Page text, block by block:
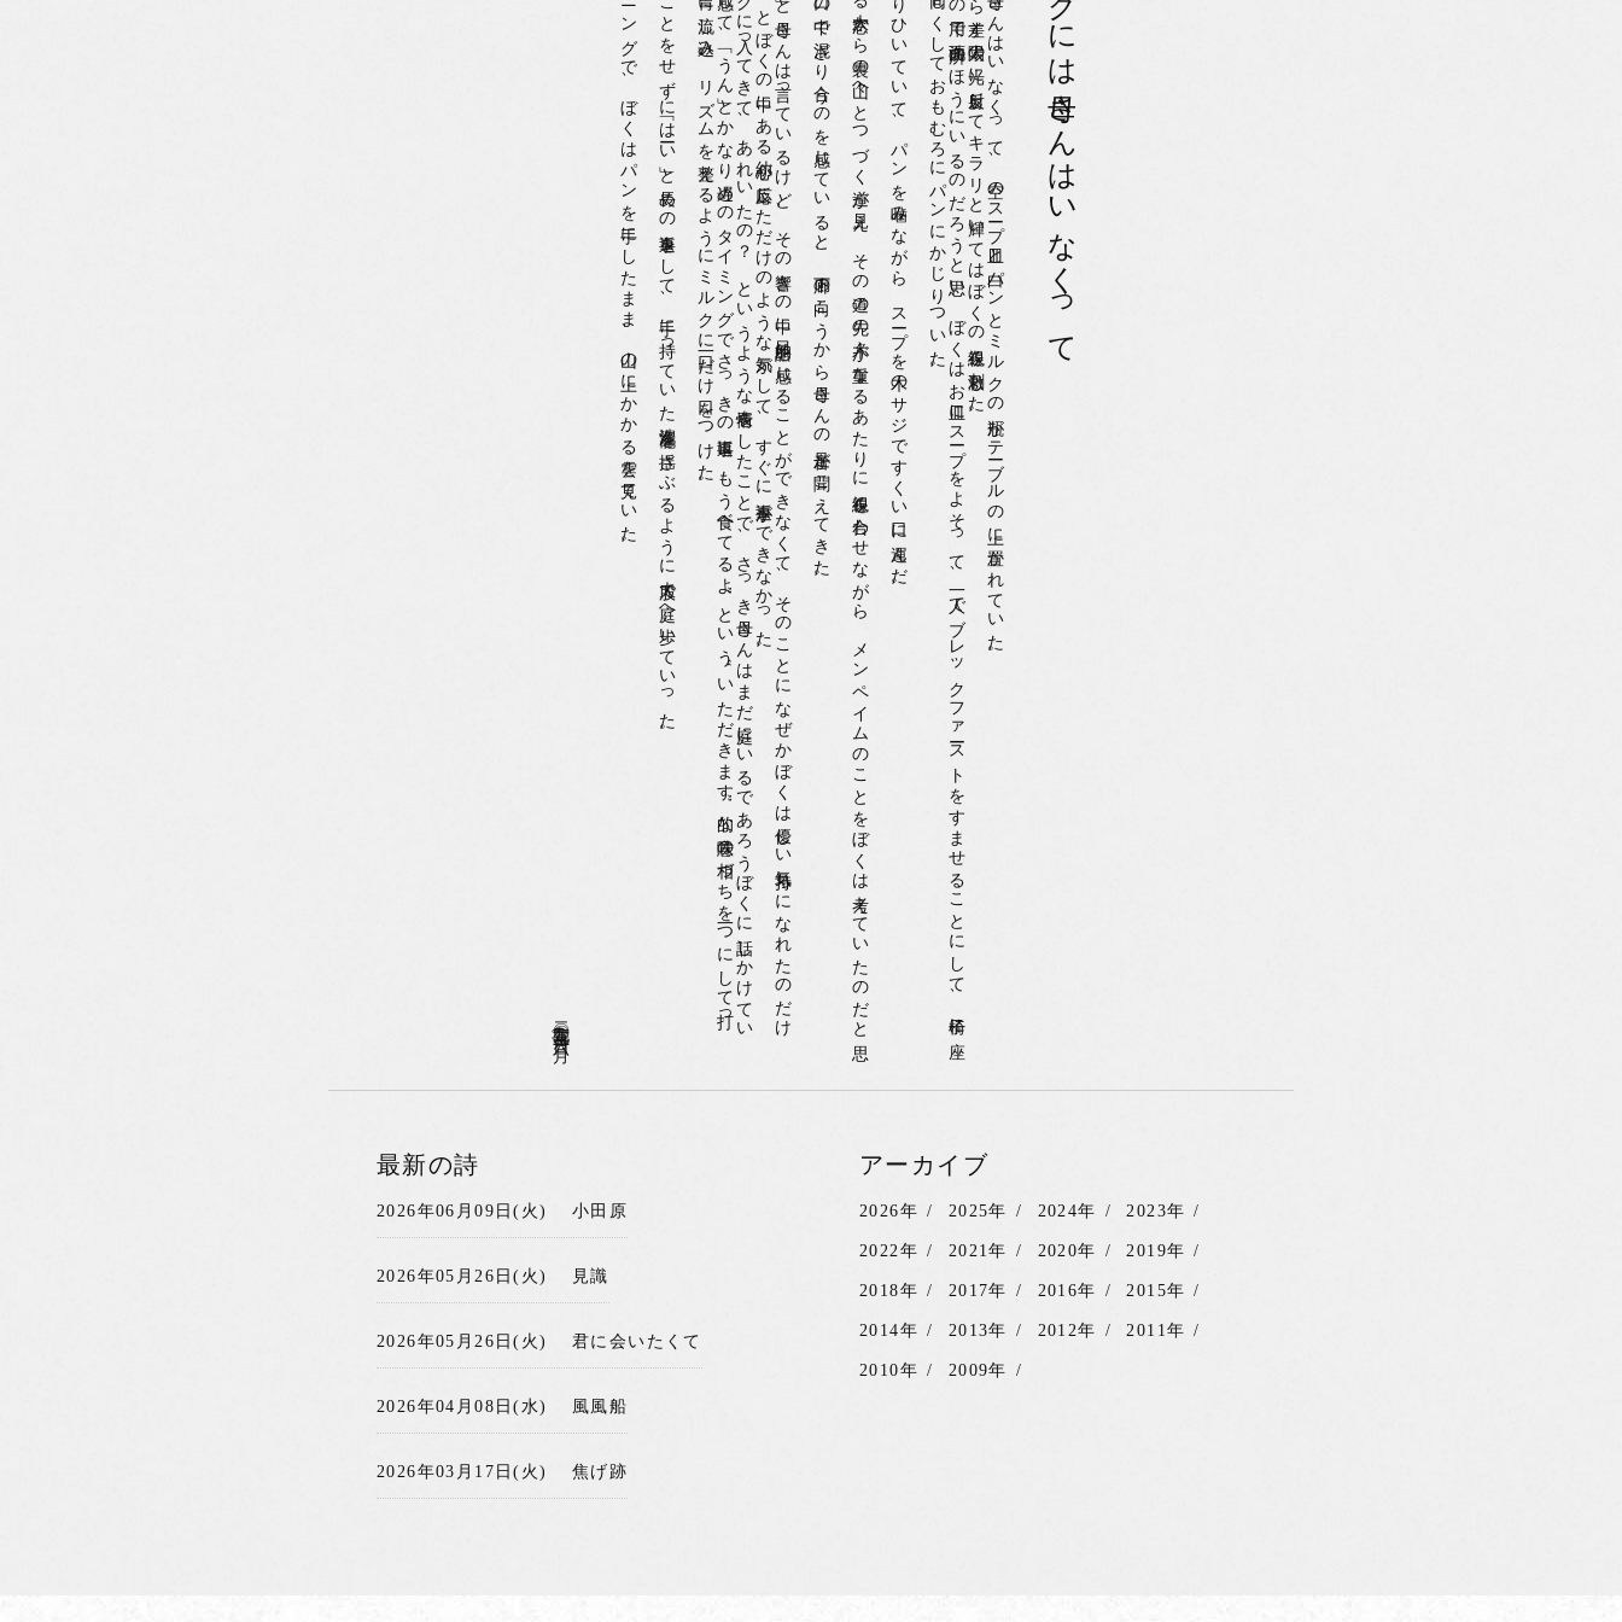
ダイニングには母さんはいなくって、空のスープ皿と白パンとミルクの瓶がテーブルの上に置かれていた。
空のお皿は窓の向こうから差す太陽の光に反射してキラリと輝いてはぼくの視線を刺激した。
母さ
ん
は
洗濯物か
な
に
か
の
用で
洗面所の
ほ
う
に
い
る
の
だ
ろ
う
と
思い
、
ぼ
く
は
お
皿に
ス
ープ
を
よ
そ
っ
て
、
一人で
ブ
レ
ッ
ク
フ
ァ
ース
ト
を
す
ま
せ
る
こ
と
に
し
て
、
椅子に
座
る
タ
イ
ミ
ン
グ
と
同じ
く
し
て
お
も
む
ろ
に
パ
ン
に
か
じ
り
つ
い
た
奥歯の痛みはさっきよりひいていて、パンを噛みながら、スープを木のサジですくい口に運んだ。
ダ
イ
ニ
ン
グ
に
あ
る
大窓か
ら
裏の
山々へ
と
つ
づ
く
道が
見え
、
そ
の
道の
先の
木々が
重な
る
あ
た
り
に
視線を
合わ
せ
な
が
ら
、
メ
ン
ペ
イ
ム
の
こ
と
を
ぼ
く
は
考え
て
い
た
の
だ
と
思
う
スープとパンの味が口の中で混ざり合うのを感じていると、廊下の向こうから母さんの足音が聞こえてきた。
「遅れ
な
い
よ
う
に
ね
ー」と
母さ
ん
は
言っ
て
い
る
け
ど
、
そ
の
響き
の
中に
目的語を
感じ
る
こ
と
が
で
き
な
く
て
、
そ
の
こ
と
に
な
ぜ
か
ぼ
く
は
優し
い
気持ち
に
な
れ
た
の
だ
け
れ
ど
、
そ
れ
は
き
っ
と
ぼ
く
の
中に
あ
る
幼心が
反応し
た
だ
け
の
よ
う
な
気が
し
て
、
す
ぐ
に
返事が
で
き
な
か
っ
た
。
母さ
ん
が
ダ
イ
ニ
ン
グ
に
入っ
て
き
て
、
あ
れ
い
た
の
？
と
い
う
よ
う
な
表情を
し
た
こ
と
で
、
さ
っ
き
母さ
ん
は
ま
だ
庭に
い
る
で
あ
ろ
う
ぼ
く
に
話し
か
け
て
い
た
こ
と
を
ぼ
く
は
感じ
て
、
「う
ん
」と
か
な
り
遅め
の
タ
イ
ミ
ン
グ
で
さ
っ
き
の
返事に
“
も
う
食べ
て
る
よ
”
と
い
う
“
い
た
だ
き
ま
す
”
的な
意味の
相づ
ち
を
一つ
に
し
て
打っ
て
、
口の
中の
も
の
を
胃に
流し
込み
、
リ
ズ
ム
を
整え
る
よ
う
に
ミ
ル
ク
に
一口だ
け
口を
つ
け
た
。
母さんはぼくを見ることをせずに「はーい」と長めの返事をして、手に持っていた洗濯籠を揺さぶるように大股で庭へ歩いていった。
再び一人になったダイニングで、ぼくはパンを手にしたまま、山の上にかかる雲を見ていた。
二〇〇九年〇三月一六日(月)
最新の詩
2026年06月09日(火) 小田原
2026年05月26日(火) 見識
2026年05月26日(火) 君に会いたくて
2026年04月08日(水) 風風船
2026年03月17日(火) 焦げ跡
アーカイブ
2026年 2025年 2024年 2023年
2022年 2021年 2020年 2019年
2018年 2017年 2016年 2015年
2014年 2013年 2012年 2011年
2010年 2009年